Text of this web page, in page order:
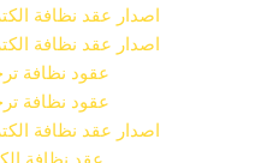
اصدار عقد نظافة
اصدار عقد نظافة
عقود نظافة
عقود نظافة
اصدار عقد نظافة